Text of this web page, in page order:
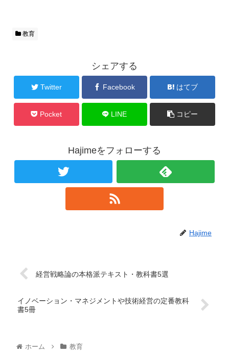
教育
シェアする
Twitter Facebook はてブ
Pocket LINE コピー
Hajimeをフォローする
Hajime
経営戦略論の本格派テキスト・教科書5選
イノベーション・マネジメントや技術経営の定番教科
書5冊
ホーム 教育